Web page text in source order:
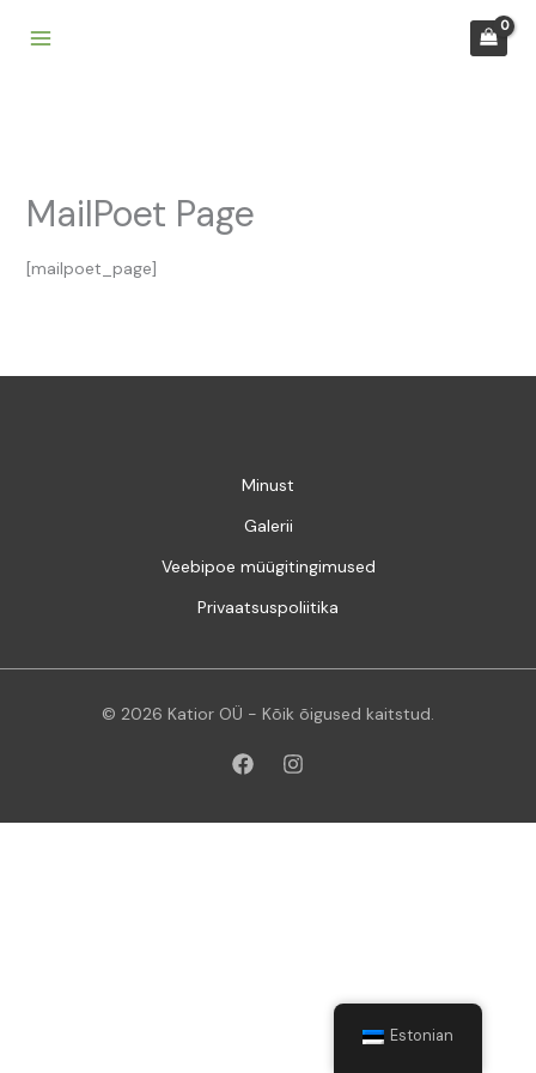
MailPoet Page
[mailpoet_page]
Minust
Galerii
Veebipoe müügitingimused
Privaatsuspoliitika
© 2026 Katior OÜ - Kõik õigused kaitstud.
Estonian